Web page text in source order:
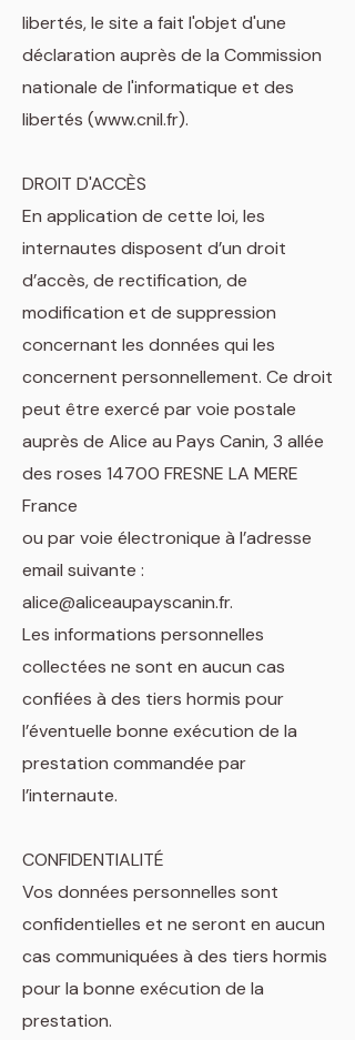
libertés, le site a fait l'objet d'une
déclaration auprès de la Commission
nationale de l'informatique et des
libertés (www.cnil.fr).
DROIT D'ACCÈS
En application de cette loi, les
internautes disposent d’un droit
d’accès, de rectification, de
modification et de suppression
concernant les données qui les
concernent personnellement. Ce droit
peut être exercé par voie postale
auprès de Alice au Pays Canin, 3 allée
des roses 14700 FRESNE LA MERE
France
ou par voie électronique à l’adresse
email suivante :
alice@aliceaupayscanin.fr.
Les informations personnelles
collectées ne sont en aucun cas
confiées à des tiers hormis pour
l’éventuelle bonne exécution de la
prestation commandée par
l’internaute.
CONFIDENTIALITÉ
Vos données personnelles sont
confidentielles et ne seront en aucun
cas communiquées à des tiers hormis
pour la bonne exécution de la
prestation.